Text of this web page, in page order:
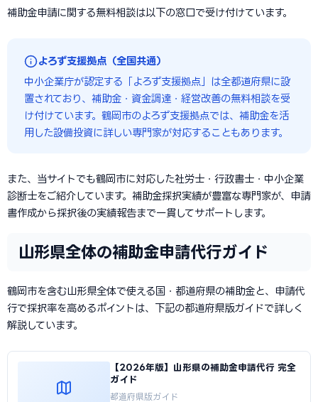
補助金申請に関する無料相談は以下の窓口で受け付けています。
よろず支援拠点（全国共通）
中小企業庁が認定する「よろず支援拠点」は全都道府県に設
置されており、補助金・資金調達・経営改善の無料相談を受
け付けています。鶴岡市のよろず支援拠点では、補助金を活
用した設備投資に詳しい専門家が対応することもあります。
また、当サイトでも鶴岡市に対応した社労士・行政書士・中小企業
診断士をご紹介しています。補助金採択実績が豊富な専門家が、申請
書作成から採択後の実績報告まで一貫してサポートします。
山形県全体の補助金申請代行ガイド
鶴岡市を含む山形県全体で使える国・都道府県の補助金と、申請代
行で採択率を高めるポイントは、下記の都道府県版ガイドで詳しく
解説しています。
【2026年版】山形県の補助金申請代行 完全
ガイド
都道府県版ガイド